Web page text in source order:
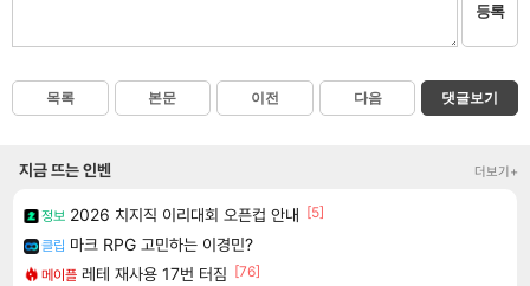
등록
목록 본문 이전 다음 댓글보기
지금 뜨는 인벤 더보기+
정보 2026 치지직 이리대회 오픈컵 안내 [5]
클립 마크 RPG 고민하는 이경민?
메이플 레테 재사용 17번 터짐 [76]